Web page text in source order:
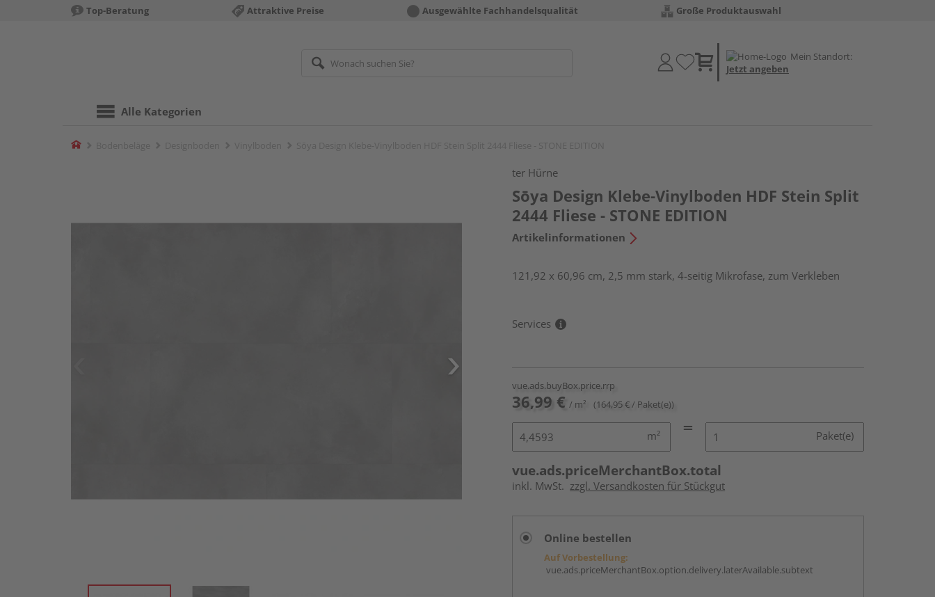
Top-Beratung Attraktive Preise Ausgewählte Fachhandelsqualität Große Produktauswahl
Mein Standort:
Jetzt angeben
Alle Kategorien
Home
ter Hürne
Sōya Design Klebe-Vinylboden HDF Stein Split
2444 Fliese - STONE EDITION
Artikelinformationen
121,92 x 60,96 cm, 2,5 mm stark, 4-seitig Mikrofase, zum Verkleben
Services
vue.ads.buyBox.price.rrp
36,99 € / m² (164,95 € / Paket(e))
m² Paket(e)
vue.ads.priceMerchantBox.total
inkl. MwSt. zzgl. Versandkosten für Stückgut
Online bestellen
Auf Vorbestellung:
vue.ads.priceMerchantBox.option.delivery.laterAvailable.subtext